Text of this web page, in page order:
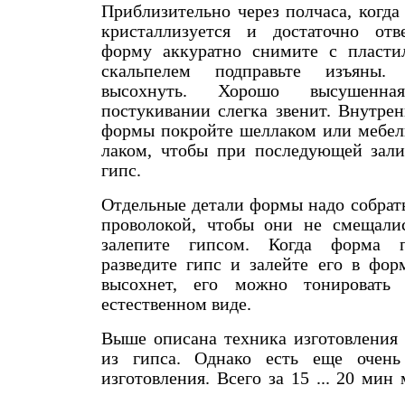
Приблизительно через полчаса,
кристаллизуется и достаточно
форму аккуратно снимите с
скальпелем подправьте
высохнуть. Хорошо
постукивании слегка звенит.
формы покройте шеллаком или
лаком, чтобы при последующей
гипс.
Отдельные детали формы надо
проволокой, чтобы они не
залепите гипсом. Когда форма
разведите гипс и залейте его в
высохнет, его можно
естественном виде.
Выше описана техника
из гипса. Однако есть еще очень
изготовления. Всего за 15 ... 20 мин